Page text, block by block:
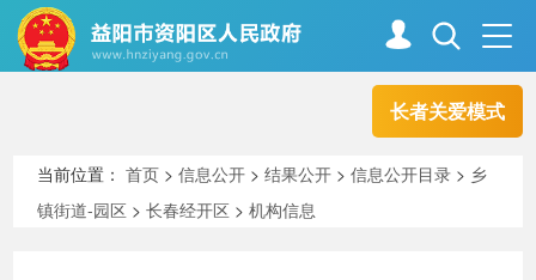
长者关爱模式
走进资阳
当前位置：首页 >信息公开 >结果公开 >信息公开目录 > 乡
镇街道-园区 >长春经开区 >机构信息